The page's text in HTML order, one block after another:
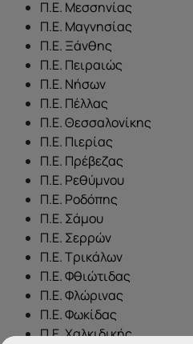
Π.Ε. Μεσσηνίας
Π.Ε. Μαγνησίας
Π.Ε. Ξάνθης
Π.Ε. Πειραιώς
Π.Ε. Νήσων
Π.Ε. Πέλλας
Π.Ε. Θεσσαλονίκης
Π.Ε. Πιερίας
Π.Ε. Πρέβεζας
Π.Ε. Ρεθύμνου
Π.Ε. Ροδόπης
Π.Ε. Σάμου
Π.Ε. Σερρών
Π.Ε. Τρικάλων
Π.Ε. Φθιώτιδας
Π.Ε. Φλώρινας
Π.Ε. Φωκίδας
Π.Ε. Χαλκιδικής